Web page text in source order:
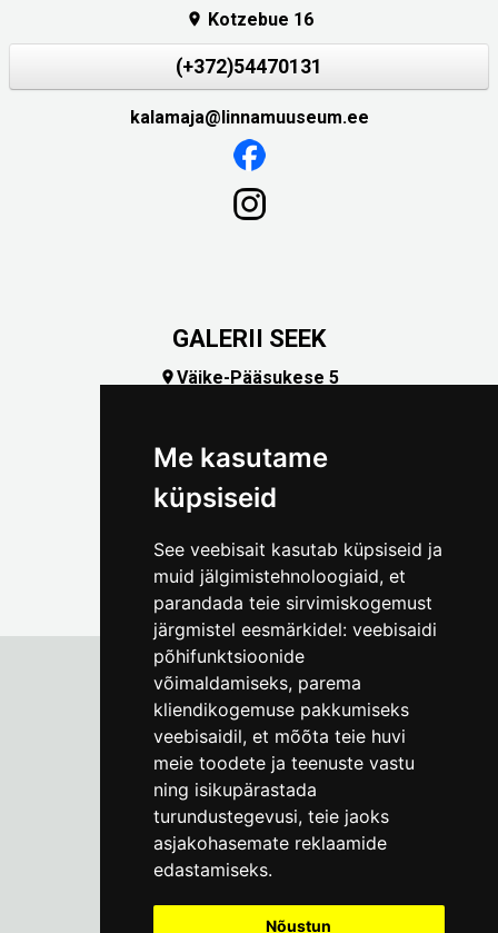
Me kasutame
küpsiseid
See veebisait kasutab küpsiseid ja
muid jälgimistehnoloogiaid, et
parandada teie sirvimiskogemust
järgmistel eesmärkidel: veebisaidi
põhifunktsioonide
võimaldamiseks, parema
kliendikogemuse pakkumiseks
veebisaidil, et mõõta teie huvi
meie toodete ja teenuste vastu
ning isikupärastada
turundustegevusi, teie jaoks
asjakohasemate reklaamide
edastamiseks.
Nõustun
 Kotzebue 16
(+372)54470131
kalamaja@linnamuuseum.ee
GALERII SEEK
Väike-Pääsukese 5
Tallinna Linnamuuseum
Vene 17
E-R kell 9-17(+372) 610 4178
info@linnamuuseum.ee
Küpsisepoliitika